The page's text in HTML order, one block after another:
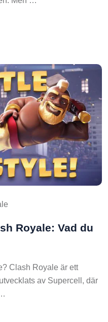
Royale: Vad du
Clash Royale är ett
av Supercell, där